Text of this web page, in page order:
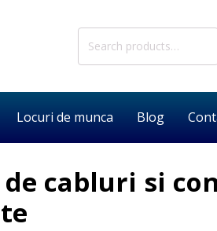
Search
Locuri de munca Blog
cabluri si